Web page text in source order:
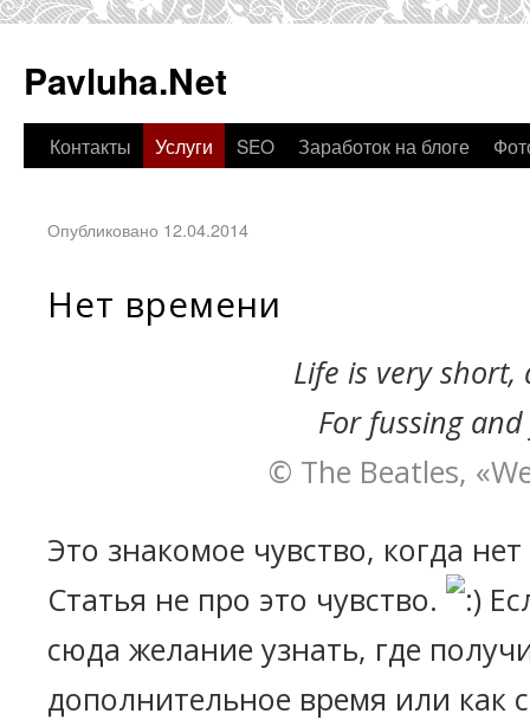
Pavluha.Net
Контакты Услуги SEO Заработок на блоге
Опубликовано 12.04.2014
Нет времени
Life is very short,
For fussing
© The Beatles,
Это знакомое чувство, когда
Статья не про это чувство.
сюда желание узнать, где
дополнительное время или как